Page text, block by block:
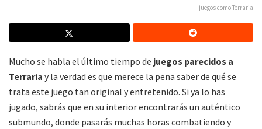
juegos como Terraria
Mucho se habla el último tiempo de juegos parecidos a
Terraria y la verdad es que merece la pena saber de qué se
trata este juego tan original y entretenido. Si ya lo has
jugado, sabrás que en su interior encontrarás un auténtico
submundo, donde pasarás muchas horas combatiendo y